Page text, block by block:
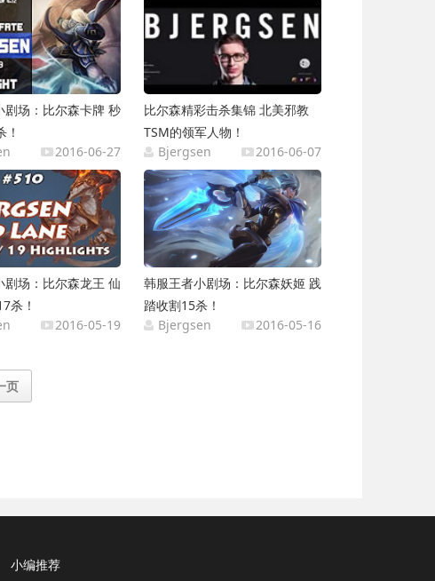
剧场：比尔森卡牌 秒
2016-06-27
比尔森精彩击杀集锦 北美邪教
TSM的领军人物！
Bjergsen
2016-06-07
剧场：比尔森龙王 仙
杀！
2016-05-19
韩服王者小剧场：比尔森妖姬 践
踏收割15杀！
Bjergsen
2016-05-16
页
小编推荐